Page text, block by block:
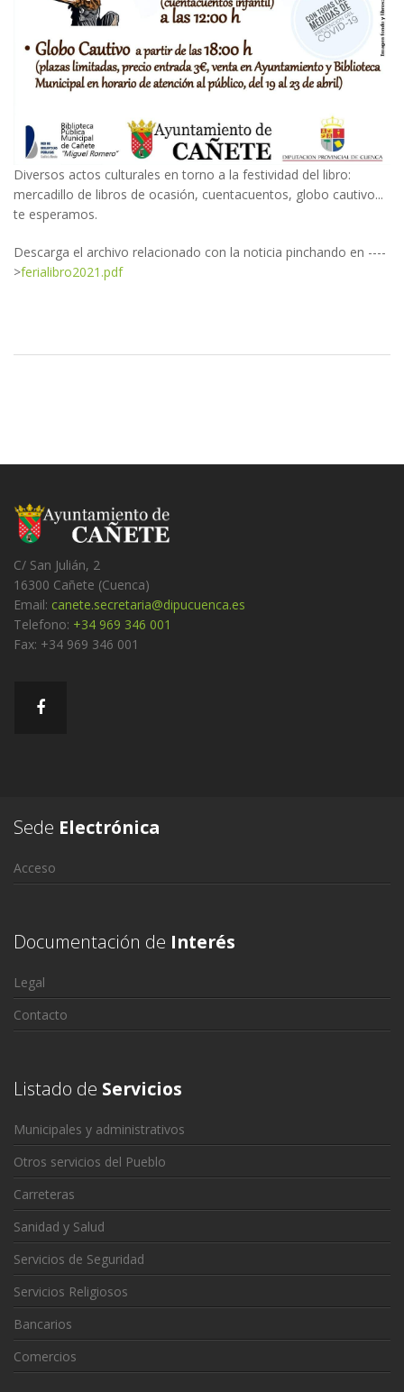
Diversos actos culturales en torno a la festividad del libro:
mercadillo de libros de ocasión, cuentacuentos, globo cautivo...
te esperamos.
Descarga el archivo relacionado con la noticia pinchando en ----
>ferialibro2021.pdf
C/ San Julián, 2
16300 Cañete (Cuenca)
Email: canete.secretaria@dipucuenca.es
Telefono: +34 969 346 001
Fax: +34 969 346 001
Sede Electrónica
Acceso
Documentación de Interés
Legal
Contacto
Listado de Servicios
Municipales y administrativos
Otros servicios del Pueblo
Carreteras
Sanidad y Salud
Servicios de Seguridad
Servicios Religiosos
Bancarios
Comercios